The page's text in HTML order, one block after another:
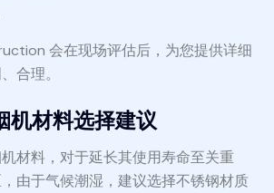
会在现场评估后，为您提供详细
合理。
机材料选择建议
材料，对于延长其使用寿命至关重
由于气候潮湿，建议选择不锈钢材质